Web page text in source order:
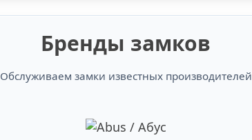
Бренды замков
Обслуживаем замки известных производителей